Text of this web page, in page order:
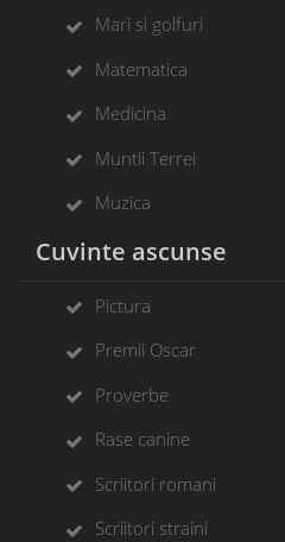
Mari si golfuri
Matematica
Medicina
Muntii Terrei
Muzica
Cuvinte ascunse
Pictura
Premii Oscar
Proverbe
Rase canine
Scriitori romani
Scriitori straini